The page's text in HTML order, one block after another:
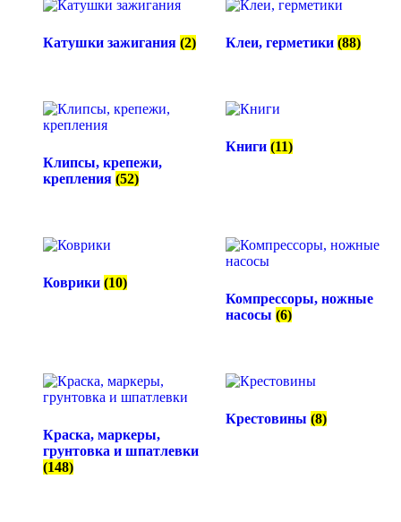
Катушки зажигания (2) Клеи, герметики (88)
Клипсы, крепежи,
крепления (52)
Книги (11)
Коврики (10)
Компрессоры, ножные
насосы (6)
Краска, маркеры,
грунтовка и шпатлевки
(148)
Крестовины (8)